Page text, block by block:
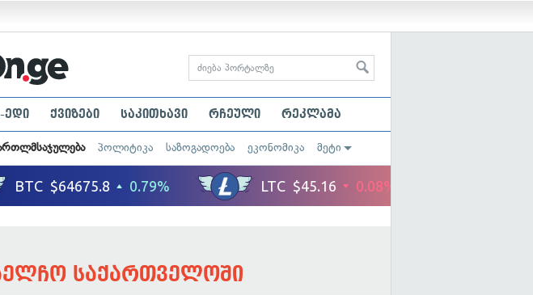
ედი ქვიზები საკითხავი რჩეული რეკლამა
პოლიტიკა საზოგადოება ეკონომიკა მეტი
საქართველოში